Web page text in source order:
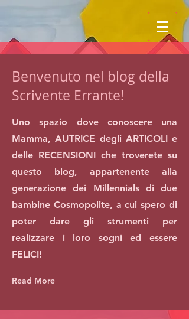
Benvenuto nel blog della
Scrivente Errante!
Uno spazio dove conoscere una
Mamma, AUTRICE degli ARTICOLI e
delle RECENSIONI che troverete su
questo blog, appartenente alla
generazione dei Millennials di due
bambine Cosmopolite, a cui spero di
poter dare gli strumenti per
realizzare i loro sogni ed essere
FELICI!
Read More